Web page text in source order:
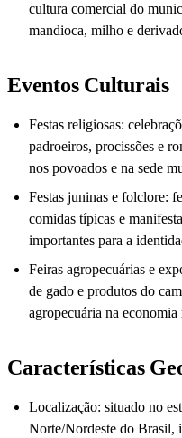
cultura comercial do
mandioca, milho e
Eventos Culturais
Festas religiosas:
padroeiros, procissões e
nos povoados e na sede
Festas juninas e folclore:
comidas típicas e
importantes para a
Feiras agropecuárias e
de gado e produtos do
agropecuária na economia
Características
Localização: situado no
Norte/Nordeste do Brasil,